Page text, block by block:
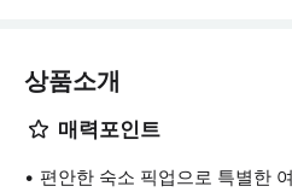
상품소개
매력포인트
편안한 숙소 픽업으로 특별한